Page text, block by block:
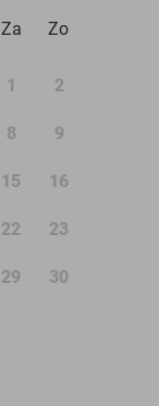
Za Zo
1 2
8 9
15 16
22 23
29 30